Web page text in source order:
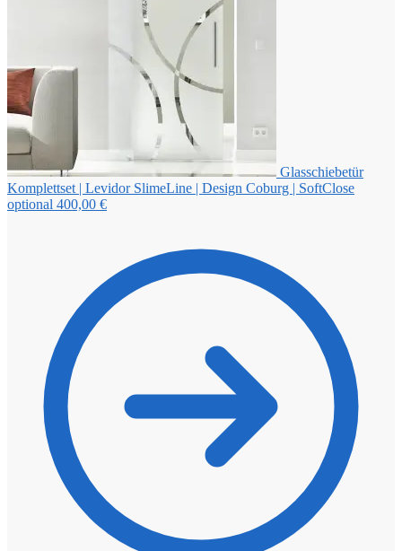
Glasschiebetür
Komplettset | Levidor SlimeLine | Design Coburg | SoftClose
optional 400,00 €